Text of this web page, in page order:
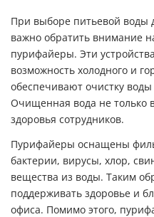
При выборе питьевой воды
важно обратить внимание
пурифайеры. Эти
возможность холодного и
обеспечивают очистку
Очищенная вода не только
здоровья сотрудников.
Пурифайеры оснащены
бактерии, вирусы, хлор,
вещества из воды. Таким
поддерживать здоровье и
офиса. Помимо этого,